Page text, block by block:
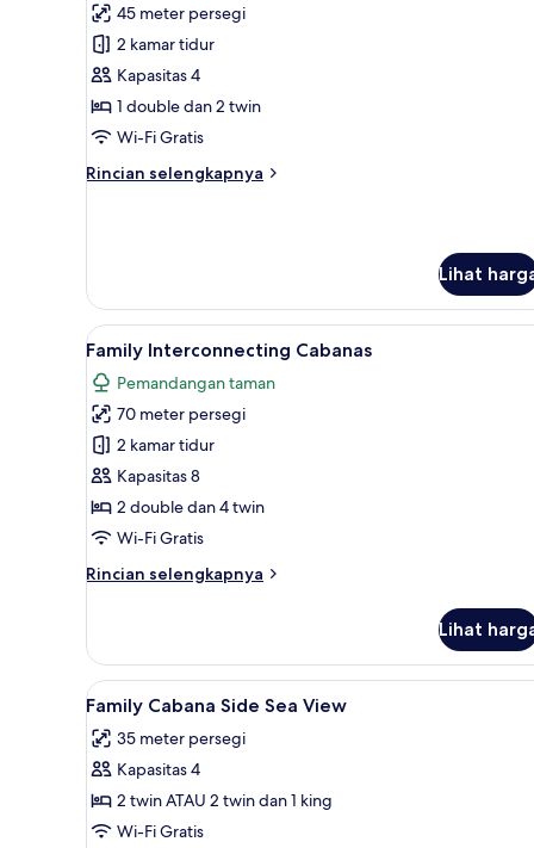
untuk
Casa
Bianca
Fields
View
45 meter persegi
2 kamar tidur
Kapasitas 4
1 double dan 2 twin
Wi-Fi Gratis
Rincian selengkapnya
Rincian
Fields
View
Lihat
Lihat
semua
foto
untuk
Family
Interconnecting
Cabanas
Family Interconnecting
9
Family Interconnecting Cabanas
Pemandangan taman
70 meter persegi
2 kamar tidur
Kapasitas 8
2 double dan 4 twin
Wi-Fi Gratis
Rincian selengkapnya
Rincian
Family
Interconnecting
Cabanas
Lihat
Lihat
semua
foto
untuk
Family
Cabana
Selimut bulu angsa, tempat
13
Family Cabana Side Sea View
35 meter persegi
Kapasitas 4
2 twin ATAU 2 twin dan 1 king
Wi-Fi Gratis